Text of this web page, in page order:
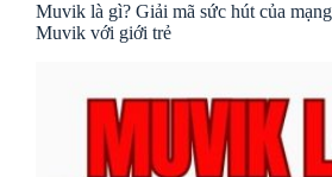
Muvik là gì? Giải mã sức hút của
Muvik với giới trẻ